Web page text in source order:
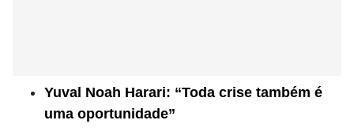
Yuval Noah Harari: “Toda crise também é
uma oportunidade”